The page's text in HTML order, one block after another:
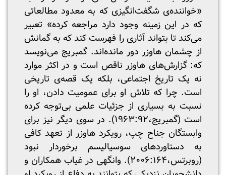
«خواننده‌ی شگفت‌انگیزی که به معدود مطالعاتی
که در این زمینه وجود دارد مراجعه کرده» تعبیر
می‌کند تا بتواند آثاری را فهرست کند که به گمانش
از چشمان هاوزر دور مانده‌اند. گمبریج می‌نویسد
که: گزارش‌های هاوزر ناقص است و در اکثر موارد
نه یک تاریخ اجتماعی، بلکه یک قصه‌ی تاریخی
است. چرا که تلاش او برای عمومیت دادن، او را
نسبت به بسیاری از جزئیات علمی بی‌توجه کرده
است (گمبریج،۱۹۶۳:۹۲). در سوی دیگر نیز برای
وابستگان جناح چپ، رویکرد هاوزر از تعهد کافی
به دستاوردهای سوسیالیسم برخوردار نبود
(روبرتس،۲۰۰۶:۱۶۴). وانگهی در غیاب همکاران و